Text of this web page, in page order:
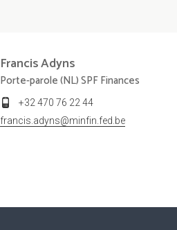
FrancisAdyns
Porte-parole (NL) SPF Finances
+32 470 76 22 44
francis.adyns@minfin.fed.be